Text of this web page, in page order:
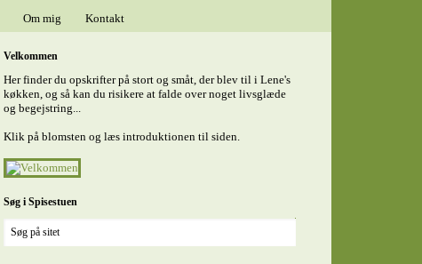
Om mig Kontakt
Velkommen
Her finder du opskrifter på stort og småt, der blev til i Lene's
køkken, og så kan du risikere at falde over noget livsglæde
og begejstring...
Klik på blomsten og læs introduktionen til siden.
Søg i Spisestuen